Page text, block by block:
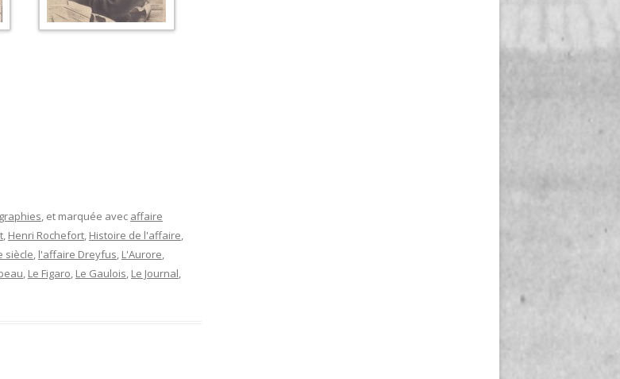
, et marquée avec affaire
, Henri Rochefort, Histoire de l'affaire,
siècle, l'affaire Dreyfus, L'Aurore,
, Le Figaro, Le Gaulois, Le Journal,